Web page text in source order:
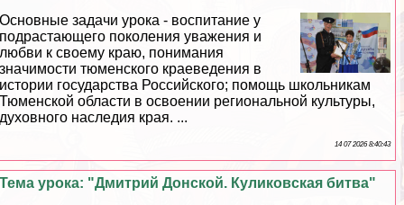
Основные задачи урока - воспитание у
подрастающего поколения уважения и
любви к своему краю, понимания
значимости тюменского краеведения в
истории государства Российского; помощь школьникам
Тюменской области в освоении региональной культуры,
духовного наследия края. ...
14 07 2026 8:40:43
Тема урока: "Дмитрий Донской. Куликовская битва"